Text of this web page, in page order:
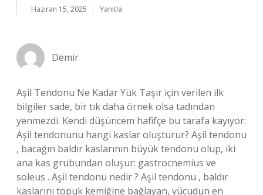
Haziran 15, 2025 Yanıtla
Demir
Aşil Tendonu Ne Kadar Yük Taşır için verilen ilk
bilgiler sade, bir tık daha örnek olsa tadından
yenmezdi. Kendi düşüncem hafifçe bu tarafa kayıyor:
Aşil tendonunu hangi kaslar oluşturur? Aşil tendonu
, bacağın baldır kaslarının büyük tendonu olup, iki
ana kas grubundan oluşur: gastrocnemius ve
soleus . Aşil tendonu nedir ? Aşil tendonu , baldır
kaslarını topuk kemiğine bağlayan, vücudun en